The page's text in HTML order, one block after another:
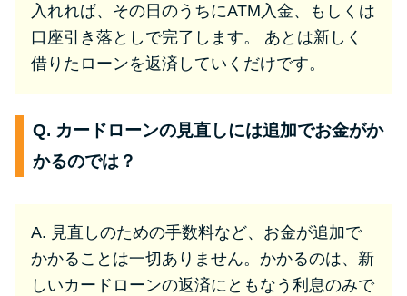
入れれば、その日のうちにATM入金、もしくは
口座引き落としで完了します。 あとは新しく
借りたローンを返済していくだけです。
Q. カードローンの見直しには追加でお金がか
かるのでは？
A. 見直しのための手数料など、お金が追加で
かかることは一切ありません。かかるのは、新
しいカードローンの返済にともなう利息のみで